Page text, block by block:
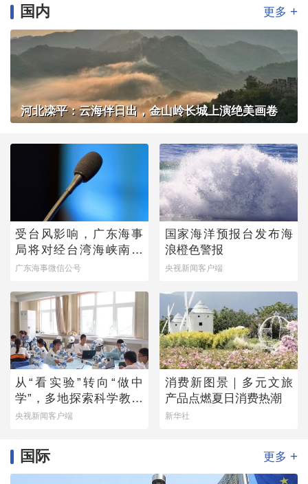
国内 更多 +
河北滦平：云海伴日出，金山岭长城上演绝美画卷
受台风影响，广东海事
局将对经台湾海峡南口
北上船舶实施交通管制
广东海事微信公号
国家海洋预报台发布海
浪橙色警报
央视新闻客户端
从“看实验”转向“做中
学”，多地探索科学教育
新路径
央视新闻客户端
消费新图景｜多元文旅
产品点燃夏日消费热潮
新华社
国际 更多 +